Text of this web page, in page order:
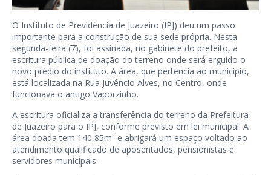
O Instituto de Previdência de Juazeiro (IPJ) deu um passo
importante para a construção de sua sede própria. Nesta
segunda-feira (7), foi assinada, no gabinete do prefeito, a
escritura pública de doação do terreno onde será erguido o
novo prédio do instituto. A área, que pertencia ao município,
está localizada na Rua Juvêncio Alves, no Centro, onde
funcionava o antigo Vaporzinho.
A escritura oficializa a transferência do terreno da Prefeitura
de Juazeiro para o IPJ, conforme previsto em lei municipal. A
área doada tem 140,85m² e abrigará um espaço voltado ao
atendimento qualificado de aposentados, pensionistas e
servidores municipais.